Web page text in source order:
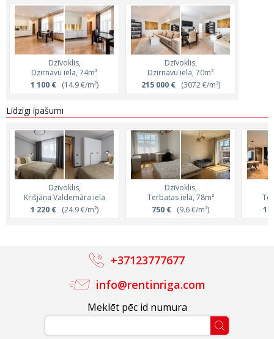
Dzīvoklis,
Dzirnavu iela, 74m²
1 100 €(14.9 €/m²)
Dzīvoklis,
Dzirnavu iela, 70m²
215 000 €(3072 €/m²)
Līdzīgi īpašumi
Dzīvoklis,
Krišjāņa Valdemāra iela
1 220 €(24.9 €/m²)
Dzīvoklis,
Terbatas iela, 78m²
750 € (9.6 €/m²)
1
Meklēt pēc id numura
info@rentinriga.com
+37123777677